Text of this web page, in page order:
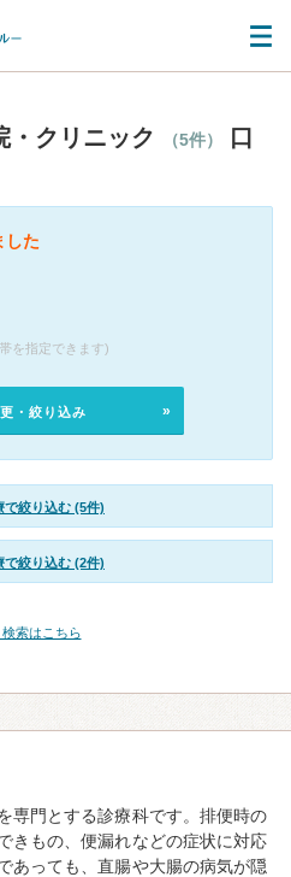
・クリニック （5件）
口
した
を指定できます)
・絞り込み
で絞り込む (5件)
で絞り込む (2件)
検索はこちら
専門とする診療科です。排便時の
きもの、便漏れなどの症状に対応
あっても、直腸や大腸の病気が隠